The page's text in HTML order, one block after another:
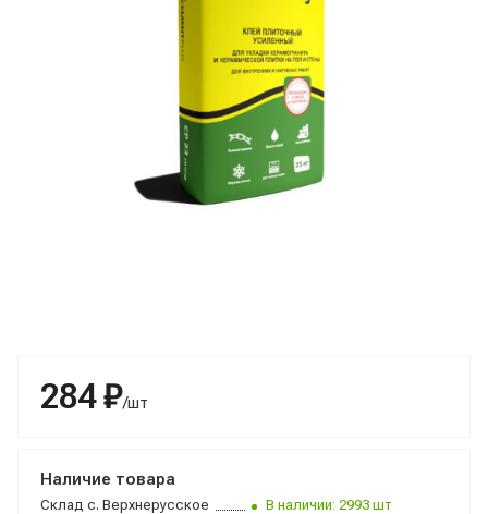
284 ₽/шт
Наличие товара
Склад с. Верхнерусское
В наличии: 2993 шт